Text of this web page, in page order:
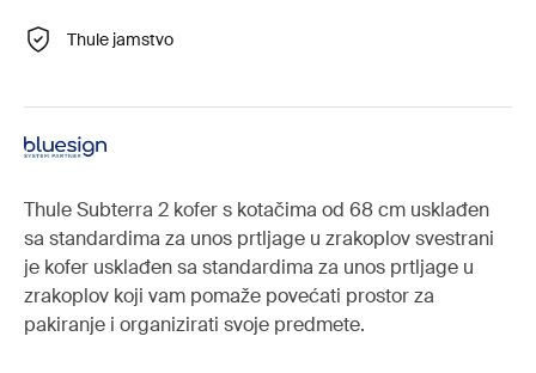
Thule jamstvo
Thule Subterra 2 kofer s kotačima od 68 cm usklađen
sa standardima za unos prtljage u zrakoplov svestrani
je kofer usklađen sa standardima za unos prtljage u
zrakoplov koji vam pomaže povećati prostor za
pakiranje i organizirati svoje predmete.